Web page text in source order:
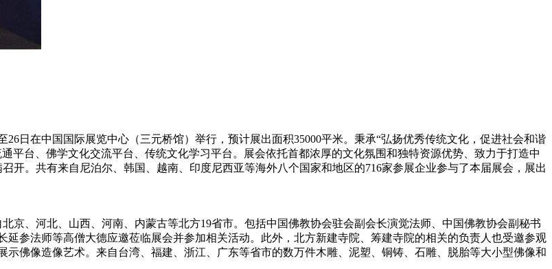
日在中国国际展览中心（三元桥馆）举行，预计展出面积35000平米。秉承“弘扬优秀传统文化，促进社会和谐
平台、佛学文化交流平台、传统文化学习平台。展会依托首都浓厚的文化氛围和独特资源优势、致力于打造中
开。共有来自尼泊尔、韩国、越南、印度尼西亚等海外八个国家和地区的716家参展企业参与了本届展会，展出
京、河北、山西、河南、内蒙古等北方19省市。包括中国佛教协会驻会副会长演觉法师、中国佛教协会副秘书
参法师等高僧大德应邀莅临展会并参加相关活动。此外，北方新建寺院、筹建寺院的相关的负责人也受邀参观
佛像造像艺术。来自台湾、福建、浙江、广东等省市的数万件木雕、泥塑、铜铸、石雕、脱胎等大小型佛像和